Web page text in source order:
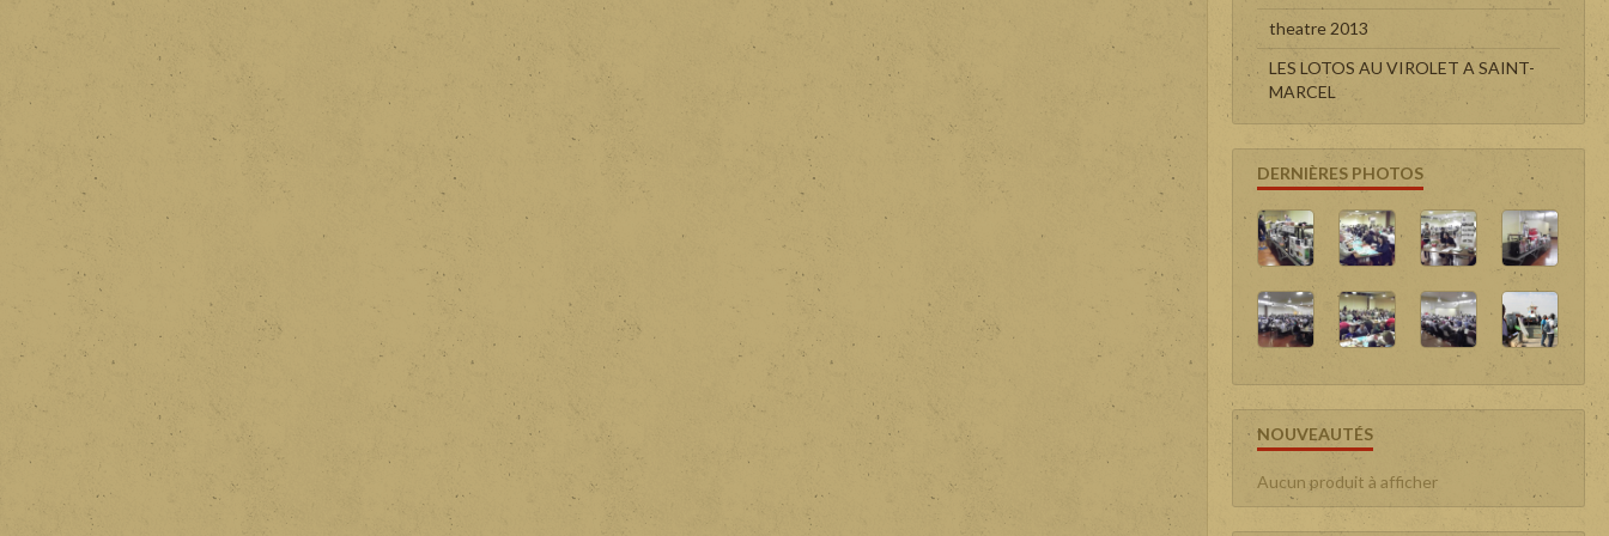
theatre 2013
LES LOTOS AU VIROLET A SAINT-
MARCEL
DERNIÈRES PHOTOS
NOUVEAUTÉS
Aucun produit à afficher